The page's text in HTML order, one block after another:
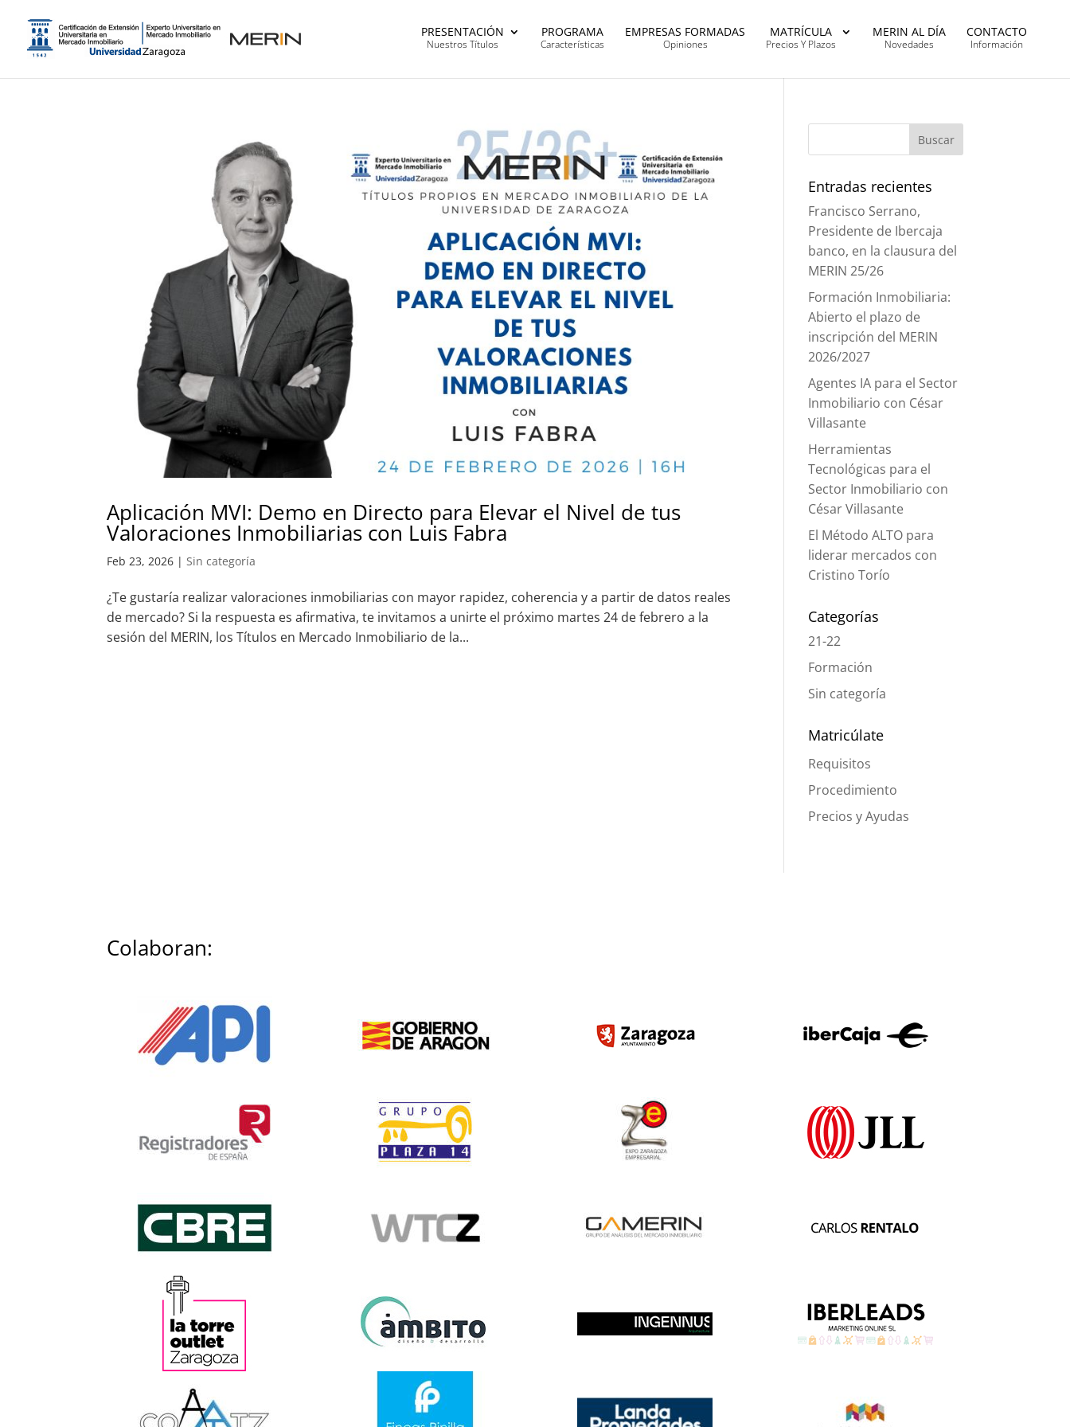
PRESENTACIÓN
Nuestros Títulos
PROGRAMA
Características
EMPRESAS FORMADAS
Opiniones
MATRÍCULA
Precios Y Plazos
MERIN AL DÍA
Novedades
CONTACTO
Información
Aplicación MVI: Demo en Directo para Elevar el Nivel de tus
Valoraciones Inmobiliarias con Luis Fabra
Feb 23, 2026 |Sin categoría
¿Te gustaría realizar valoraciones inmobiliarias con mayor rapidez, coherencia y a partir de datos reales
de mercado? Si la respuesta es afirmativa, te invitamos a unirte el próximo martes 24 de febrero a la
sesión del MERIN, los Títulos en Mercado Inmobiliario de la...
Entradas recientes
Francisco Serrano,
Presidente de Ibercaja
banco, en la clausura del
MERIN 25/26
Formación Inmobiliaria:
Abierto el plazo de
inscripción del MERIN
2026/2027
Agentes IA para el Sector
Inmobiliario con César
Villasante
Herramientas
Tecnológicas para el
Sector Inmobiliario con
César Villasante
El Método ALTO para
liderar mercados con
Cristino Torío
Categorías
21-22
Formación
Sin categoría
Matricúlate
Requisitos
Procedimiento
Precios y Ayudas
Colaboran: